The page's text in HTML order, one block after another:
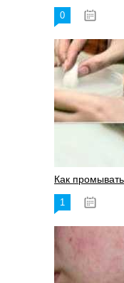
0
Как
1